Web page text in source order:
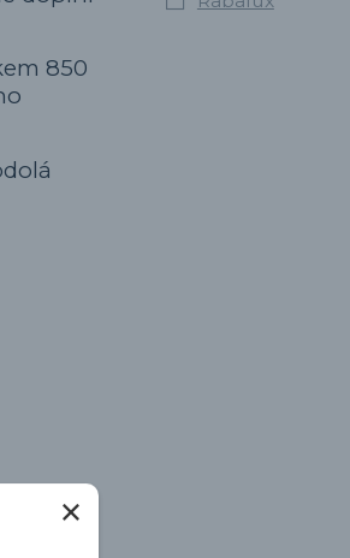
850